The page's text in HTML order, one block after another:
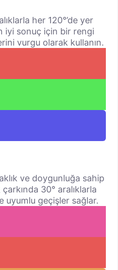
her 120°’de yer
iyi sonuç için bir rengi
vurgu olarak kullanın.
ve doygunluğa sahip
30° aralıklarla
uyumlu geçişler sağlar.